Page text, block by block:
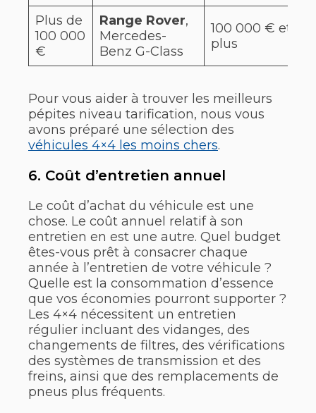
Plus de
100 000
€
Range Rover,
Mercedes-
Benz G-Class
100 000 € et
plus
Pour vous aider à trouver les meilleurs
pépites niveau tarification, nous vous
avons préparé une sélection des
véhicules 4×4 les moins chers.
6. Coût d’entretien annuel
Le coût d’achat du véhicule est une
chose. Le coût annuel relatif à son
entretien en est une autre. Quel budget
êtes-vous prêt à consacrer chaque
année à l’entretien de votre véhicule ?
Quelle est la consommation d’essence
que vos économies pourront supporter ?
Les 4×4 nécessitent un entretien
régulier incluant des vidanges, des
changements de filtres, des vérifications
des systèmes de transmission et des
freins, ainsi que des remplacements de
pneus plus fréquents.